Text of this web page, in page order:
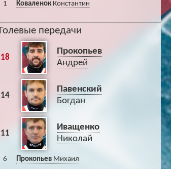
1
КоваленокКонстантин
Голевые передачи
18
Прокопьев
Андрей
14
Павенский
Богдан
11
Иващенко
Николай
6 ПрокопьевМихаил